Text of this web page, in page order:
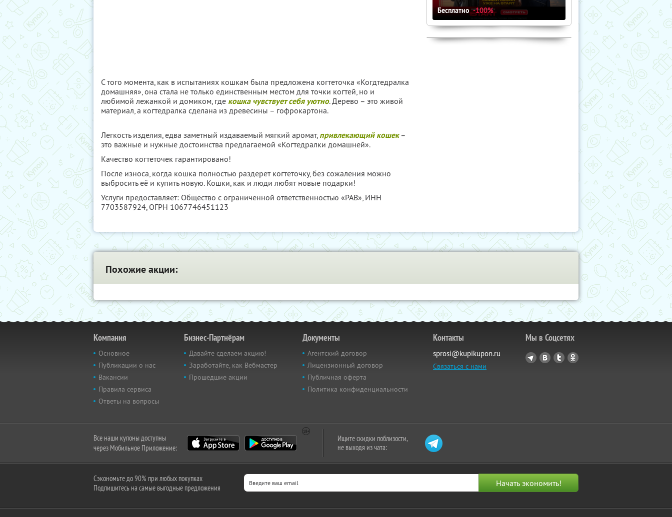
С того момента, как в испытаниях кошкам была предложена когтеточка «Когдтедралка
домашняя», она стала не только единственным местом для точки когтей, но и
любимой лежанкой и домиком, где кошка чувствует себя уютно. Дерево – это живой
материал, а когтедралка сделана из древесины – гофрокартона.
Легкость изделия, едва заметный издаваемый мягкий аромат, привлекающий кошек–
это важные и нужные достоинства предлагаемой «Когтедралки домашней».
Качество когтеточек гарантировано!
После износа, когда кошка полностью раздерет когтеточку, без сожаления можно
выбросить её и купить новую. Кошки, как и люди любят новые подарки!
Услуги предоставляет: Общество с ограниченной ответственностью «РАВ», ИНН
7703587924, ОГРН 1067746451123
Бесплатно -100%
Похожие акции:
Компания
Основное
Публикации о нас
Вакансии
Правила сервиса
Ответы на вопросы
Бизнес-Партнёрам
Давайте сделаем акцию!
Заработайте, как Вебмастер
Прошедшие акции
Документы
Агентский договор
Лицензионный договор
Публичная оферта
Политика конфиденциальности
Контакты
sprosi@kupikupon.ru
Связаться с нами
Мы в Соцсетях
Все наши купоны доступны
через Мобильное Приложение:
Ищите скидки поблизости,
не выходя из чата:
Сэкономьте до 90% при любых покупках
Подпишитесь на самые выгодные предложения